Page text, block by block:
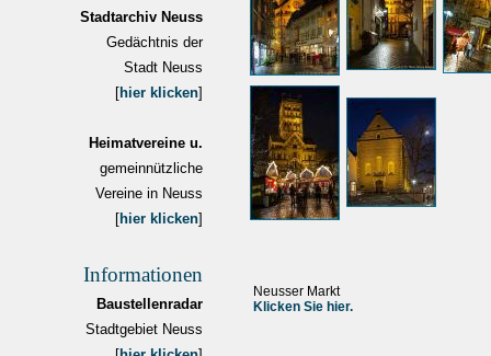
Stadtarchiv Neuss
Gedächtnis der
Stadt Neuss
[hier klicken]
Heimatvereine u.
gemeinnützliche
Vereine in Neuss
[hier klicken]
Informationen
Baustellenradar
Stadtgebiet Neuss
Neusser Markt
Klicken Sie hier.